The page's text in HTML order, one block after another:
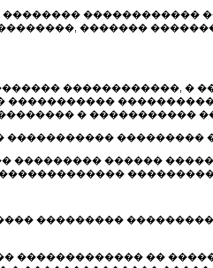
��������
�������
������������, �
� �����������
�����������
��������� ������
���������
������������� ��